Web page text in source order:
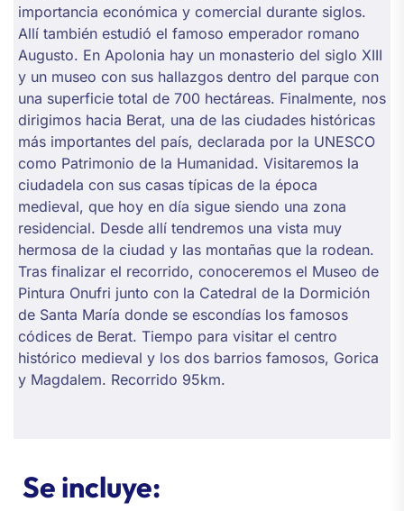
importancia económica y comercial durante siglos.
Allí también estudió el famoso emperador romano
Augusto. En Apolonia hay un monasterio del siglo XIII
y un museo con sus hallazgos dentro del parque con
una superficie total de 700 hectáreas. Finalmente, nos
dirigimos hacia Berat, una de las ciudades históricas
más importantes del país, declarada por la UNESCO
como Patrimonio de la Humanidad. Visitaremos la
ciudadela con sus casas típicas de la época
medieval, que hoy en día sigue siendo una zona
residencial. Desde allí tendremos una vista muy
hermosa de la ciudad y las montañas que la rodean.
Tras finalizar el recorrido, conoceremos el Museo de
Pintura Onufri junto con la Catedral de la Dormición
de Santa María donde se escondías los famosos
códices de Berat. Tiempo para visitar el centro
histórico medieval y los dos barrios famosos, Gorica
y Magdalem. Recorrido 95km.
Se incluye: